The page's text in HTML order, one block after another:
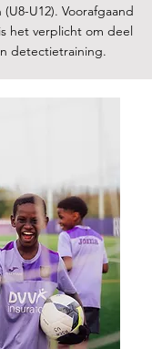
U12). Voorafgaand
het verplicht om deel
detectietraining.